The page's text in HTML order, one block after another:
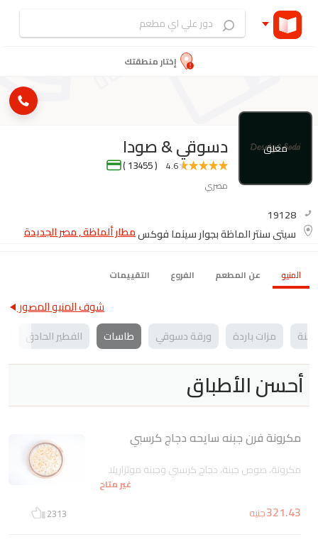
إختار منطقتك
مغلق دسوقي & صودا
4.6
( 13455 )
مصري
19128
سيتي سنتر الماظة بجوار سينما فوكسمطار ألماظة , مصر الجديدة
المنيو عن المطعم الفروع التقييمات
شوف المنيو المصور
مزات باردة ورقة دسوقي طاسات الفطير الحادق
أحسن الأطباق
مكرونة فرن جبنه سايحه دجاج كرسبي
مكرونة، صوص جبنة، دجاج كرسبي وجبنة موتزاريلا
غير متاح
321.43جنيه 2313